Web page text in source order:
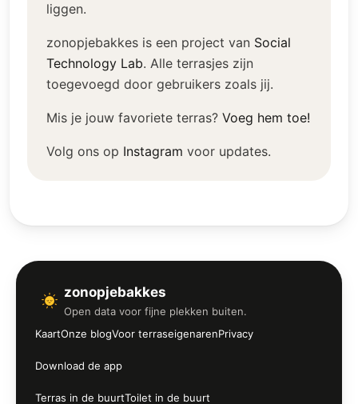
liggen.
zonopjebakkes is een project van Social
Technology Lab. Alle terrasjes zijn
toegevoegd door gebruikers zoals jij.
Mis je jouw favoriete terras? Voeg hem toe!
Volg ons op Instagram voor updates.
zonopjebakkes
Open data voor fijne plekken buiten.
KaartOnze blogVoor terraseigenarenPrivacy
Download de app
Terras in de buurtToilet in de buurt